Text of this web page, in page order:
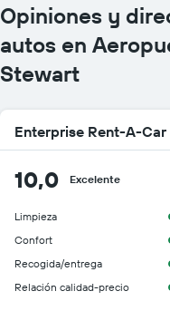
Opiniones y
autos en
Stewart
Enterprise Rent-A-Car
10,0 Excelente
Limpieza
Confort
Recogida/entrega
Relación calidad-precio